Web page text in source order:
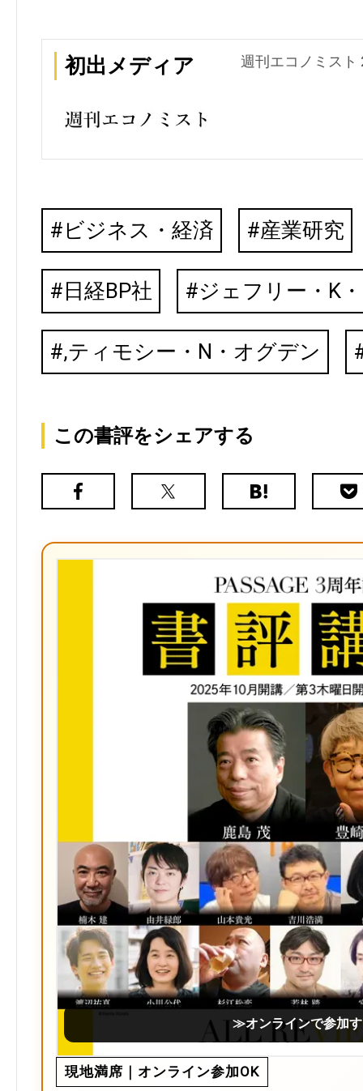
初出メディア 週刊エコノミスト
ビジネス・経済 産業研究
日経BP社 ジェフリー・K
,ティモシー・N・オグデン
この書評をシェアする
Facebook
X（旧
は
ク
マ
ー
ク
≫オンラインで参加
現地満席｜オンライン参加OK